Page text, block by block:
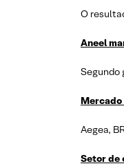
O
Aneel
Segundo
Mercado
Aegea,
Setor de